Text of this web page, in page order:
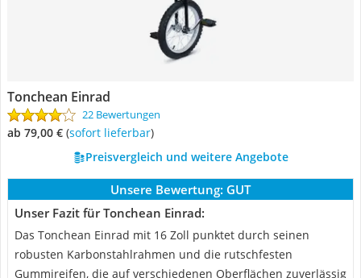
Tonchean Einrad
22 Bewertungen
ab 79,00 € ( Sofort lieferbar)
Preisvergleich und weitere Angebote
Unsere Bewertung: GUT
Unser Fazit für Tonchean Einrad:
Das Tonchean Einrad mit 16 Zoll punktet durch seinen
robusten Karbonstahlrahmen und die rutschfesten
Gummireifen, die auf verschiedenen Oberflächen zuverlässig